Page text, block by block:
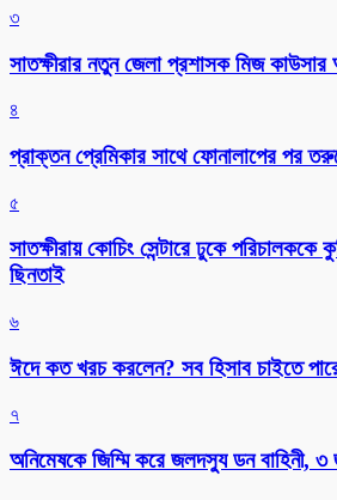
৩
সাতক্ষীরার নতুন জেলা প্রশাসক মিজ
৪
প্রাক্তন প্রেমিকার সাথে ফোনালাপের পর
৫
সাতক্ষীরায় কোচিং সেন্টারে ঢুকে পরিচালককে
ছিনতাই
৬
ঈদে কত খরচ করলেন? সব হিসাব চাইতে
৭
অনিমেষকে জিম্মি করে জলদস্যু ডন